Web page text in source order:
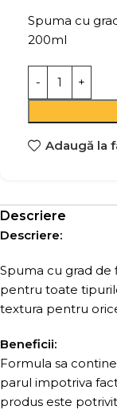
Spuma cu
200ml
Adaugă la
Descriere
Descriere:
Spuma cu grad
pentru toate
textura pentru
Beneficii:
Formula sa
parul impotriva
produs este